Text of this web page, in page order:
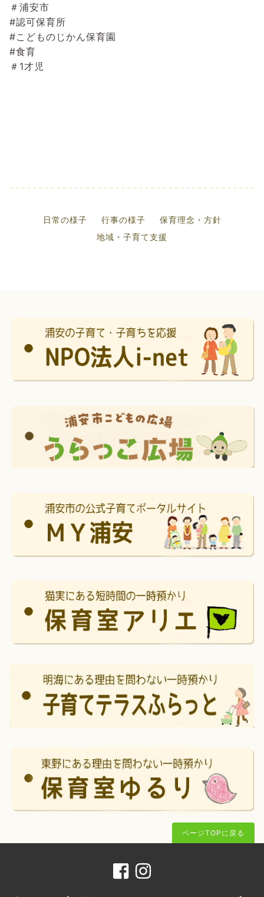
＃浦安市
#認可保育所
#こどものじかん保育園
#食育
＃1才児
日常の様子 行事の様子
保育理念・方針
地域・子育て支援
ページTOPに戻る